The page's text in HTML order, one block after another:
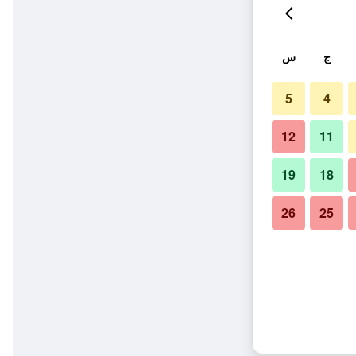
ج س
4
5
11
12
18
19
25
26